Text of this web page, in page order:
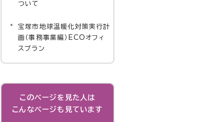
ついて
宝塚市地球温暖化対策実行計
画（事務事業編）ECOオフィ
スプラン
このページを見た人は
こんなページも見ています